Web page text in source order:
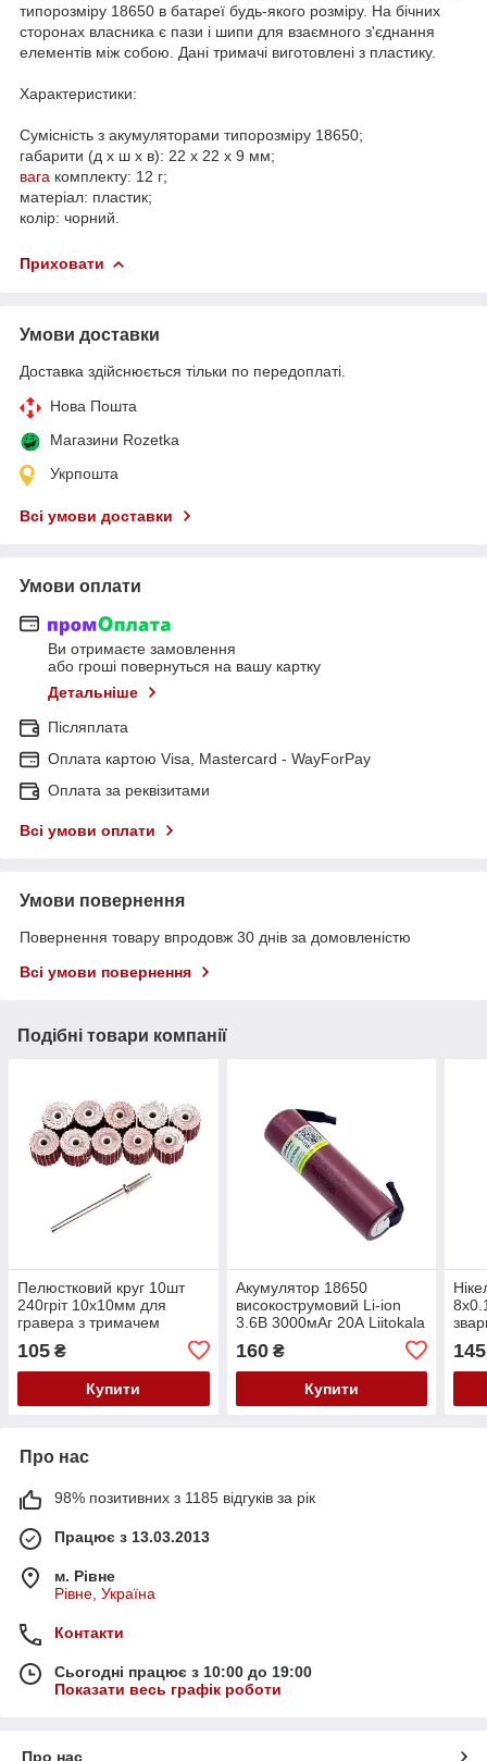
типорозміру 18650 в батареї будь-якого розміру. На бічних
сторонах власника є пази і шипи для взаємного з'єднання
елементів між собою. Дані тримачі виготовлені з пластику.
Характеристики:
Сумісність з акумуляторами типорозміру 18650;
габарити (д x ш x в): 22 x 22 x 9 мм;
вага комплекту: 12 г;
матеріал: пластик;
колір: чорний.
Приховати
Умови доставки
Доставка здійснюється тільки по передоплаті.
Нова Пошта
Магазини Rozetka
Укрпошта
Всі умови доставки
Умови оплати
Ви отримаєте замовлення
або гроші повернуться на вашу картку
Детальніше
Післяплата
Оплата картою Visa, Mastercard - WayForPay
Оплата за реквізитами
Всі умови оплати
Умови повернення
Повернення товару впродовж 30 днів за домовленістю
Всі умови повернення
Подібні товари компанії
Пелюстковий круг 10шт
240гріт 10x10мм для
гравера з тримачем
105 ₴
Купити
Акумулятор 18650
високострумовий Li-ion
3.6В 3000мАг 20А Liitokala
160₴
Купити
145
Про нас
98% позитивних з 1185 відгуків за рік
Працює з 13.03.2013
м. Рівне
Рівне, Україна
Контакти
Сьогодні працює з 10:00 до 19:00
Показати весь графік роботи
Про нас